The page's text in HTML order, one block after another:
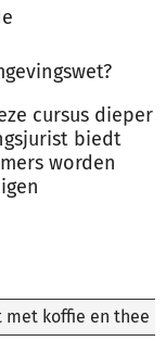
cursus dieper
biedt
worden
met koffie en thee